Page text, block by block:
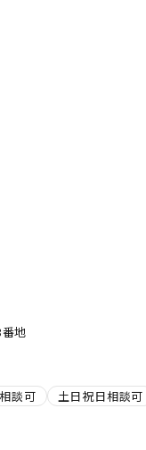
地
談可
土日祝日相談可